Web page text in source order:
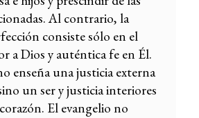
Al contrario, la
consiste sólo en el
a Dios y auténtica fe en Él.
enseña una justicia externa
un ser y justicia interiores
El evangelio no